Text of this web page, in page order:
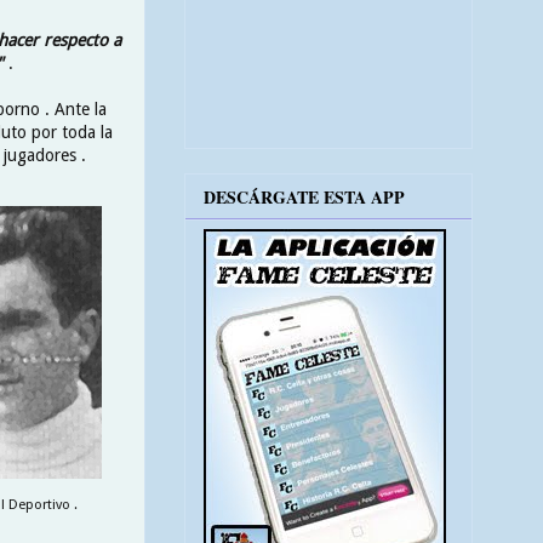
respecto a
.
. Ante la
por toda la
.
Deportivo .
DESCÁRGATE ESTA APP